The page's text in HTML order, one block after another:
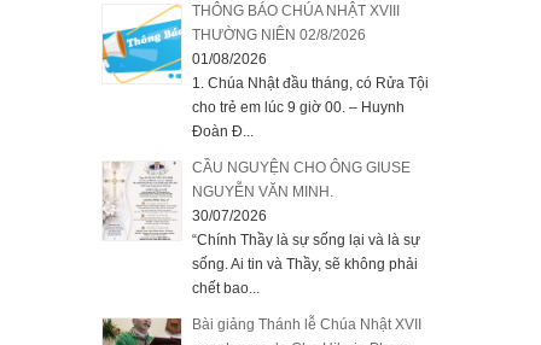
THÔNG BÁO CHÚA NHẬT XVIII
THƯỜNG NIÊN 02/8/2026
01/08/2026
1. Chúa Nhật đầu tháng, có Rửa Tội
cho trẻ em lúc 9 giờ 00. – Huynh
Đoàn Đ...
CẦU NGUYỆN CHO ÔNG GIUSE
NGUYỄN VĂN MINH.
30/07/2026
“Chính Thầy là sự sống lại và là sự
sống. Ai tin và Thầy, sẽ không phải
chết bao...
Bài giảng Thánh lễ Chúa Nhật XVII